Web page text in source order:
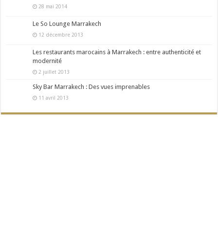
28 mai 2014
Le So Lounge Marrakech
12 décembre 2013
Les restaurants marocains à Marrakech : entre authenticité et
modernité
2 juillet 2013
Sky Bar Marrakech : Des vues imprenables
11 avril 2013